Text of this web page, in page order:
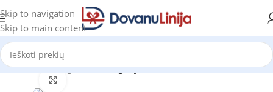
Skip to navigation
Skip to main content
Pradžia Katalogas be kategorijos